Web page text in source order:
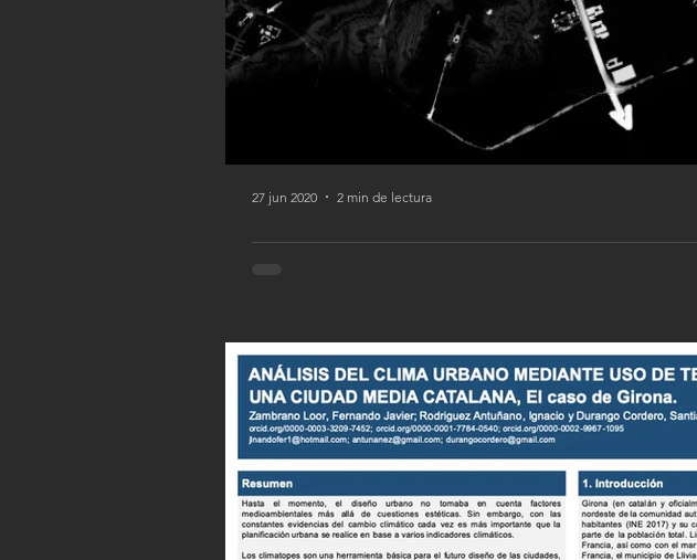
Del Muelle a la Avenida
27 jun 2020 2 min de lectura